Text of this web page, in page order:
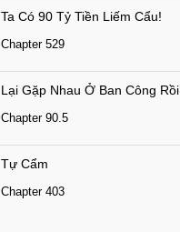
6 tháng trước
Ta Có 90 Tỷ Tiền Liếm Cẩu!
Chapter 529
Lại Gặp Nhau Ở Ban Công Rồi
Chapter 90.5
Tự Cẩm
Chapter 403